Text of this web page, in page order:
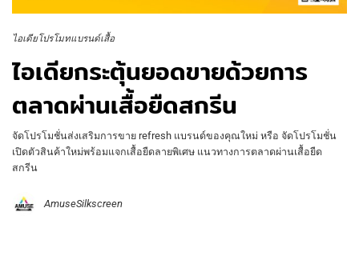
ไอเดียโปรโมทแบรนด์เสื้อ
ไอเดียกระตุ้นยอดขายด้วยการ
ตลาดผ่านเสื้อยืดสกรีน
จัดโปรโมชั่นส่งเสริมการขาย refresh แบรนด์ของคุณใหม่ หรือ จัดโปรโมชั่น
เปิดตัวสินค้าใหม่พร้อมแจกเสื้อยืดลายพิเศษ แนวทางการตลาดผ่านเสื้อยืด
สกรีน
AmuseSilkscreen